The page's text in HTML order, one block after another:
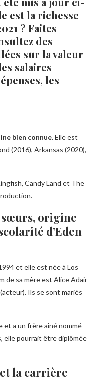
est la richesse
? Faites
des
sur la valeur
salaires
les
bien connue. Elle est
(2016), Arkansas (2020),
Candy Land et The
sœurs, origine
d’Eden
et elle est née à Los
de sa mère est Alice Adair
Ils se sont mariés
et a un frère aîné nommé
elle pourrait être diplômée
la carrière